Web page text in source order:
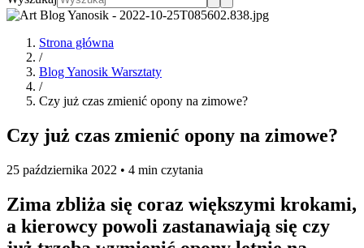
Strona główna
/
Blog Yanosik Warsztaty
/
Czy już czas zmienić opony na zimowe?
Czy już czas zmienić opony na zimowe?
25 października 2022 • 4 min czytania
Zima zbliża się coraz większymi krokami,
a kierowcy powoli zastanawiają się czy